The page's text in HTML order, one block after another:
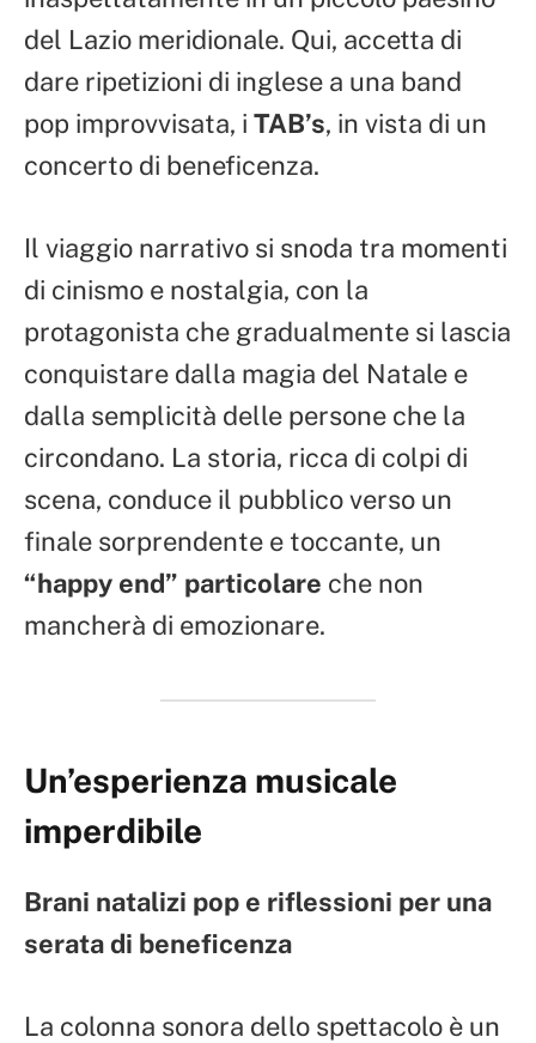
del Lazio meridionale. Qui, accetta di
dare ripetizioni di inglese a una band
pop improvvisata, i TAB’s, in vista di un
concerto di beneficenza.
Il viaggio narrativo si snoda tra momenti
di cinismo e nostalgia, con la
protagonista che gradualmente si lascia
conquistare dalla magia del Natale e
dalla semplicità delle persone che la
circondano. La storia, ricca di colpi di
scena, conduce il pubblico verso un
finale sorprendente e toccante, un
“happy end” particolare che non
mancherà di emozionare.
Un’esperienza musicale
imperdibile
Brani natalizi pop e riflessioni per una
serata di beneficenza
La colonna sonora dello spettacolo è un